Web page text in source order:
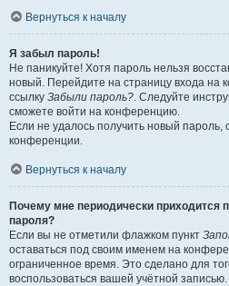
Вернуться к началу
Я забыл пароль!
Не паникуйте! Хотя пароль нельзя
новый. Перейдите на страницу входа на
ссылку Забыли пароль?. Следуйте
сможете войти на конференцию.
Если не удалось получить новый
конференции.
Вернуться к началу
Почему мне периодически приходится
пароля?
Если вы не отметили флажком пункт
оставаться под своим именем на
ограниченное время. Это сделано для
воспользоваться вашей учётной